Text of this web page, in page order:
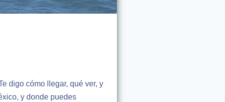
digo cómo llegar, qué ver, y
y donde puedes